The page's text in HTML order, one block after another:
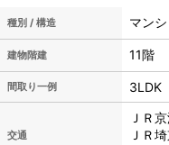
種別 / 構造 マン
建物階建 11階
間取り一例 3LDK
交通
ＪＲ
ＪＲ